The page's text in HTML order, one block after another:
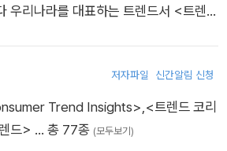
우리나라를 대표하는 트렌드서 <트렌드
, 『대한민국 외식업 트렌드』, 『트렌드로
렌드차이나』 등 많은 베스트셀러 트렌드
는, 유튜브 채널 <트렌드코리아 TV>를
저자파일 신간알림 신청
Trend Insights>,<트렌드 코리
드> … 총 77종 (모두보기)